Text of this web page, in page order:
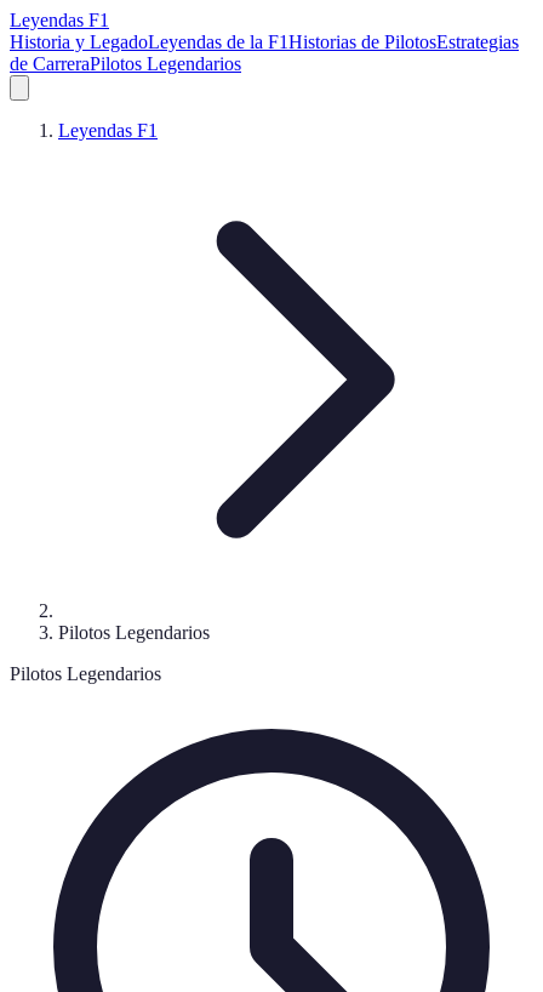
Leyendas F1
Historia y LegadoLeyendas de la F1Historias de PilotosEstrategias
de CarreraPilotos Legendarios
Leyendas F1
Pilotos Legendarios
Pilotos Legendarios